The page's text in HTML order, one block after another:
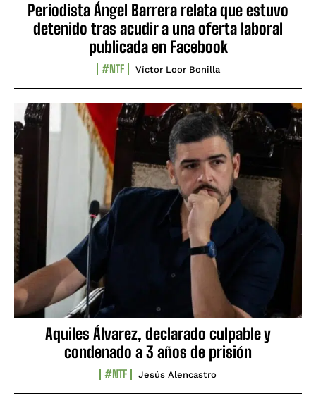
Periodista Ángel Barrera relata que estuvo
detenido tras acudir a una oferta laboral
publicada en Facebook
#NTF Víctor Loor Bonilla
Aquiles Álvarez, declarado culpable y
condenado a 3 años de prisión
#NTF Jesús Alencastro